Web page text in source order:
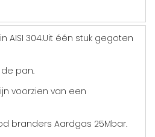
AISI 304.Uit één stuk gegoten
pan.
voorzien van een
branders Aardgas 25Mbar.